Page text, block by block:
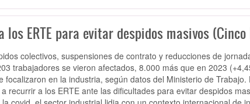
ERTE para evitar despidos masivos (Cinco
colectivos, suspensiones de contrato y reducciones de
trabajadores se vieron afectados, 8.000 más que en 2023
focalizaron en la industria, según datos del Ministerio de
recurrir a los ERTE ante las dificultades para evitar despidos